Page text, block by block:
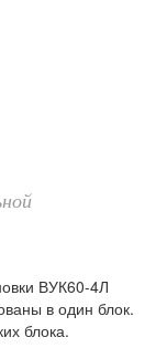
ВУК60-4Л
в один блок.
блока.